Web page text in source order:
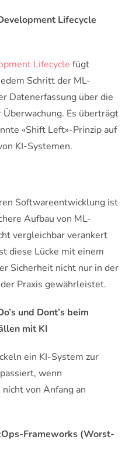
Lifecycle
Lifecycle fügt
Schritt der ML-
Datenerfassung über die
Es überträgt
«Shift Left»-Prinzip auf
KI-Systemen.
Softwareentwicklung ist
Aufbau von ML-
vergleichbar verankert
diese Lücke mit einem
Sicherheit nicht nur in der
Praxis gewährleistet.
und Dont’s beim
mit KI
ein KI-System zur
wenn
von Anfang an
Frameworks (Worst-